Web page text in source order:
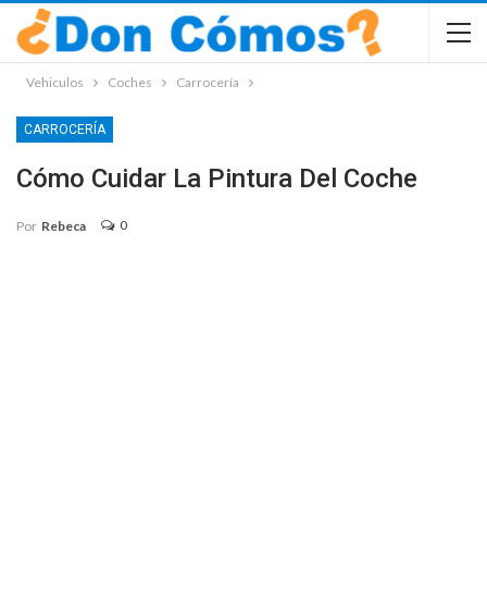
Vehiculos Coches Carrocería
CARROCERÍA
Cómo Cuidar La Pintura Del Coche
Por Rebeca 0